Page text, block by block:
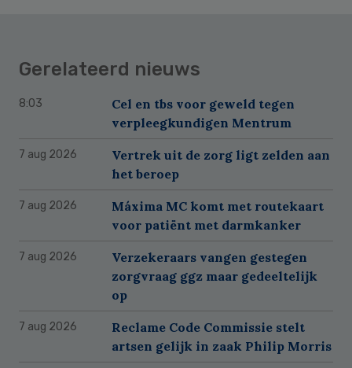
Gerelateerd nieuws
8:03
Cel en tbs voor geweld tegen
verpleegkundigen Mentrum
7 aug 2026
Vertrek uit de zorg ligt zelden aan
het beroep
7 aug 2026
Máxima MC komt met routekaart
voor patiënt met darmkanker
7 aug 2026
Verzekeraars vangen gestegen
zorgvraag ggz maar gedeeltelijk
op
7 aug 2026
Reclame Code Commissie stelt
artsen gelijk in zaak Philip Morris